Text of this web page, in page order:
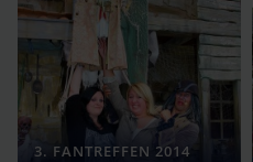
3. FANTREFFEN 2014